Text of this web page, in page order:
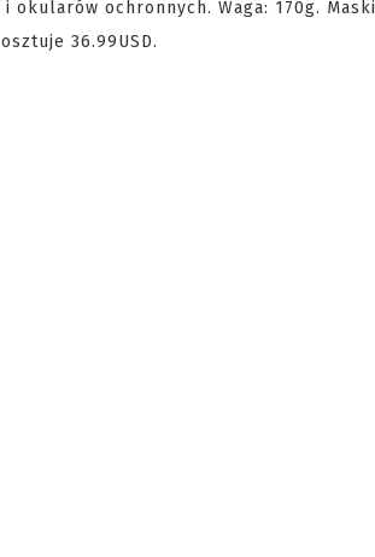
okularów ochronnych. Waga: 170g. Maski
36.99USD.